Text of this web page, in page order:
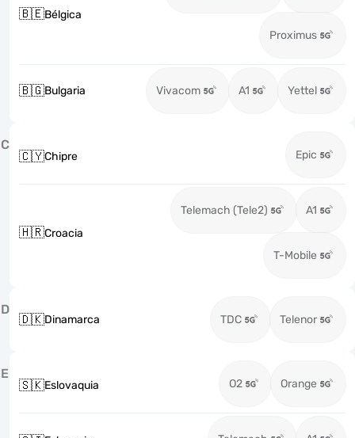
🇧🇪Bélgica
Proximus
🇧🇬Bulgaria Vivacom A1 Yettel
C
🇨🇾Chipre Epic
🇭🇷Croacia
Telemach (Tele2) A1
T-Mobile
D
🇩🇰Dinamarca TDC Telenor
E
🇸🇰Eslovaquia O2 Orange